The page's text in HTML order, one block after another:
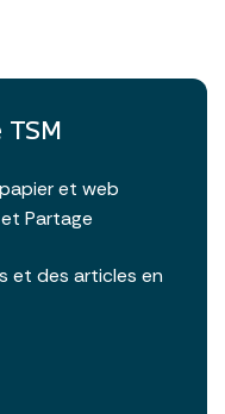
TSM
et web
Partage
et des articles en